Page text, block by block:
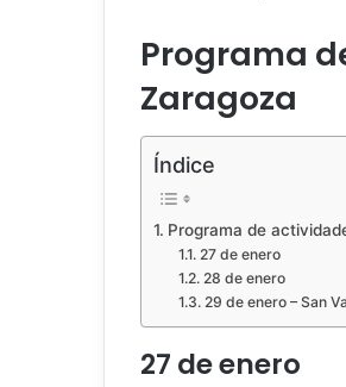
Programa
Zaragoza
Índice
Programa de
27 de enero
28 de enero
29 de enero – San
27 de enero